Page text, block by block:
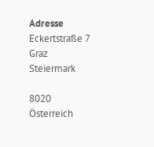
Adresse
Eckertstraße 7
Graz
Steiermark
8020
Österreich